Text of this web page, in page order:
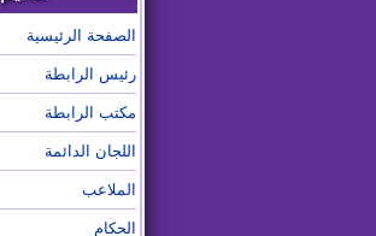
الصفحة الرئيسية
رئيس الرابطة
مكتب الرابطة
اللجان الدائمة
الملاعب
الحكام